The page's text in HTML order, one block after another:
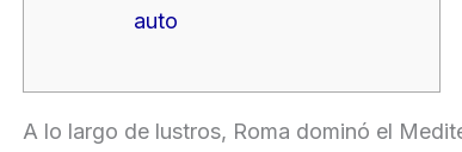
auto
A lo largo de lustros, Roma dominó el